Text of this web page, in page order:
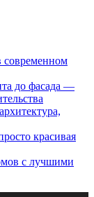
современном
до фасада —
красивая
с лучшими